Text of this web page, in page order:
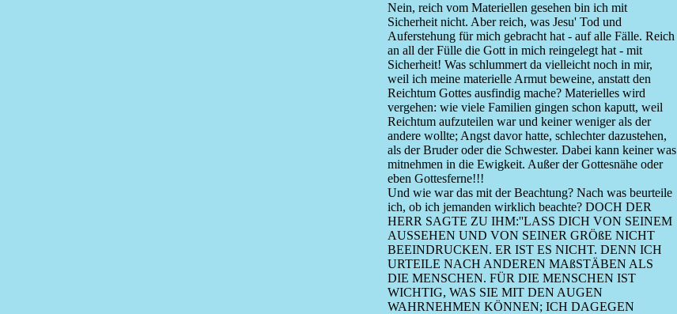
Nein, reich vom Materiellen gesehen bin ich mit
Sicherheit nicht. Aber reich, was Jesu' Tod und
Auferstehung für mich gebracht hat - auf alle Fälle. Reich
an all der Fülle die Gott in mich reingelegt hat - mit
Sicherheit! Was schlummert da vielleicht noch in mir,
weil ich meine materielle Armut beweine, anstatt den
Reichtum Gottes ausfindig mache? Materielles wird
vergehen: wie viele Familien gingen schon kaputt, weil
Reichtum aufzuteilen war und keiner weniger als der
andere wollte; Angst davor hatte, schlechter dazustehen,
als der Bruder oder die Schwester. Dabei kann keiner was
mitnehmen in die Ewigkeit. Außer der Gottesnähe oder
eben Gottesferne!!!
Und wie war das mit der Beachtung? Nach was beurteile
ich, ob ich jemanden wirklich beachte? DOCH DER
HERR SAGTE ZU IHM:''LASS DICH VON SEINEM
AUSSEHEN UND VON SEINER GRÖßE NICHT
BEEINDRUCKEN. ER IST ES NICHT. DENN ICH
URTEILE NACH ANDEREN MAßSTÄBEN ALS
DIE MENSCHEN. FÜR DIE MENSCHEN IST
WICHTIG, WAS SIE MIT DEN AUGEN
WAHRNEHMEN KÖNNEN; ICH DAGEGEN